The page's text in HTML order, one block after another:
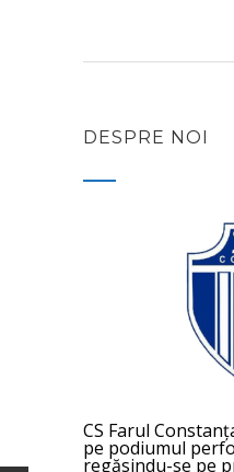
DESPRE NOI
CS Farul
pe podiumul
regăsindu-se pe